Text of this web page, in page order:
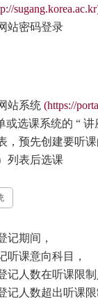
站密码登录
站系统 (https://
或选课系统的 “ 讲
，预先创建要听课
列表后选课
记期间，
听课意向科目，
记人数在听课限制
记人数超出听课限